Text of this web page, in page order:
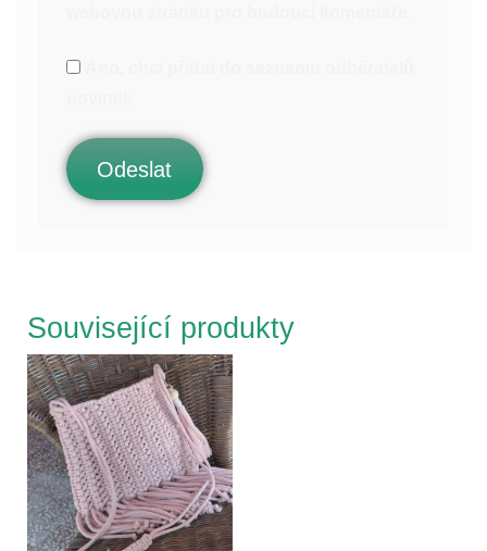
Ano, chci přidat do seznamu odběratelů
Související produkty